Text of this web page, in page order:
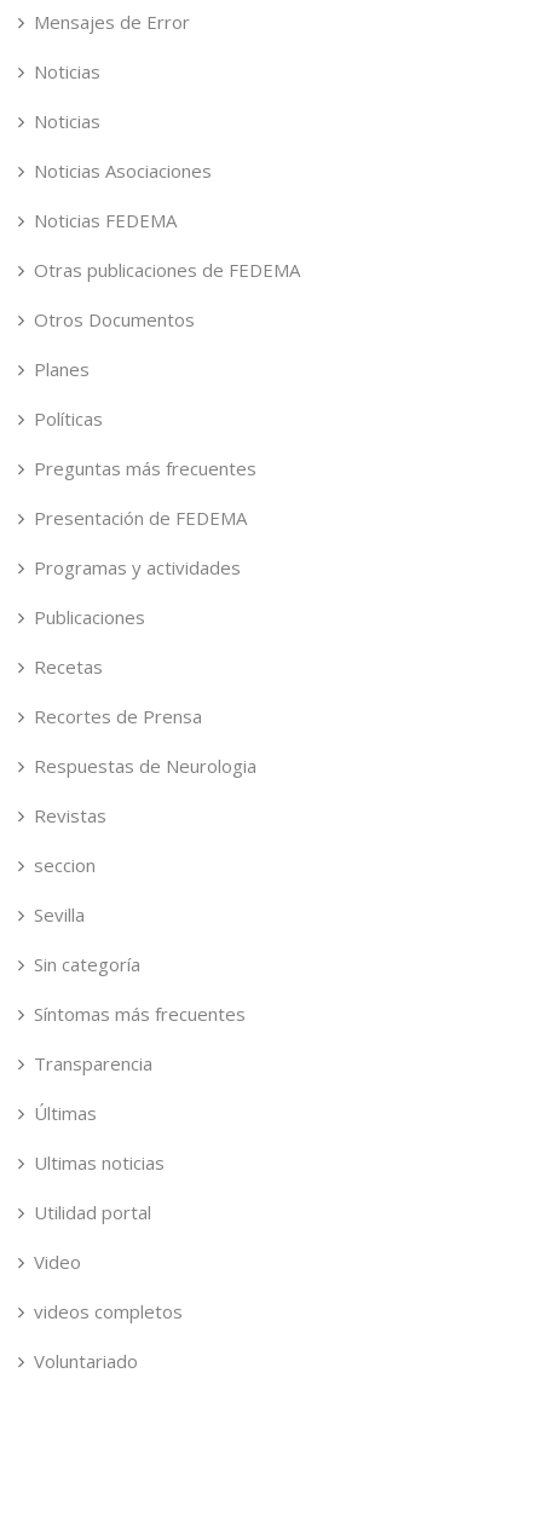
Mensajes de Error
Noticias
Noticias
Noticias Asociaciones
Noticias FEDEMA
Otras publicaciones de FEDEMA
Otros Documentos
Planes
Políticas
Preguntas más frecuentes
Presentación de FEDEMA
Programas y actividades
Publicaciones
Recetas
Recortes de Prensa
Respuestas de Neurologia
Revistas
seccion
Sevilla
Sin categoría
Síntomas más frecuentes
Transparencia
Últimas
Ultimas noticias
Utilidad portal
Video
videos completos
Voluntariado